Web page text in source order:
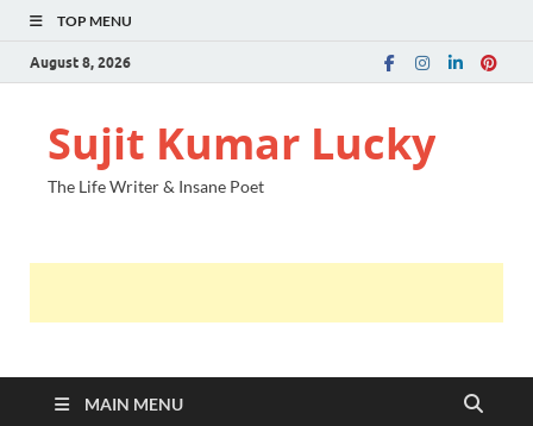
TOP MENU
August 8, 2026
Sujit Kumar Lucky
The Life Writer & Insane Poet
MAIN MENU